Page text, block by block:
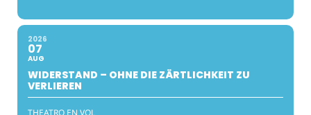
2026
07
AUG
WIDERSTAND – OHNE DIE ZÄRTLICHKEIT ZU
VERLIEREN